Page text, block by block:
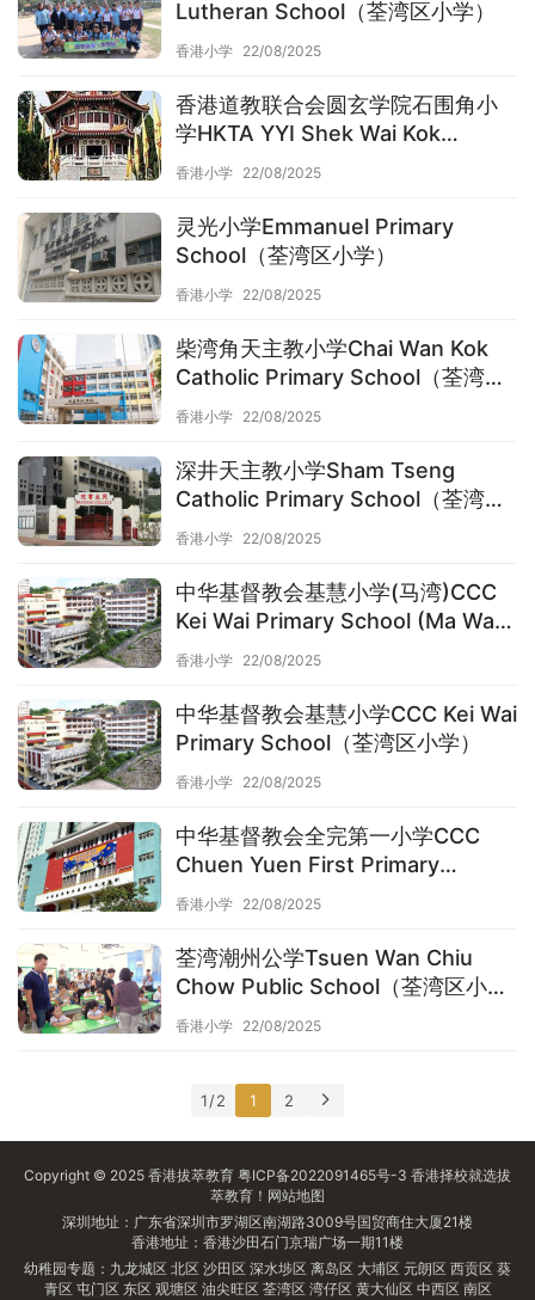
Lutheran School（荃湾区小学）
香港小学 22/08/2025
香港道教联合会圆玄学院石围角小
学HKTA YYI Shek Wai Kok
Primary School（荃湾区小学）
香港小学 22/08/2025
灵光小学Emmanuel Primary
School（荃湾区小学）
香港小学 22/08/2025
柴湾角天主教小学Chai Wan Kok
Catholic Primary School（荃湾区
小学）
香港小学 22/08/2025
深井天主教小学Sham Tseng
Catholic Primary School（荃湾区
小学）
香港小学 22/08/2025
中华基督教会基慧小学(马湾)CCC
Kei Wai Primary School (Ma Wan)
（荃湾区小学）
香港小学 22/08/2025
中华基督教会基慧小学CCC Kei Wai
Primary School（荃湾区小学）
香港小学 22/08/2025
中华基督教会全完第一小学CCC
Chuen Yuen First Primary
School（荃湾区小学）
香港小学 22/08/2025
荃湾潮州公学Tsuen Wan Chiu
Chow Public School（荃湾区小
学）
香港小学 22/08/2025
1 / 2 1 2
Copyright © 2025 香港拔萃教育 粤ICP备2022091465号-3 香港择校就选拔
萃教育！ 网站地图
深圳地址：广东省深圳市罗湖区南湖路3009号国贸商住大厦21楼
香港地址：香港沙田石门京瑞广场一期11楼
幼稚园专题： 九龙城区 北区 沙田区 深水埗区 离岛区 大埔区 元朗区 西贡区 葵
青区 屯门区 东区 观塘区 油尖旺区 荃湾区 湾仔区 黄大仙区 中西区 南区